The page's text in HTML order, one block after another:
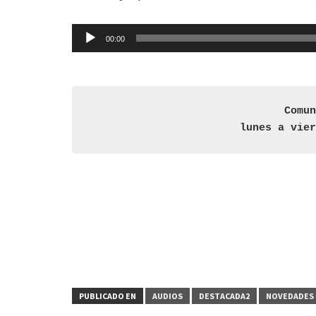
Reproductor
00:00
lunes a
PUBLICADO EN AUDIOS DESTACADA2